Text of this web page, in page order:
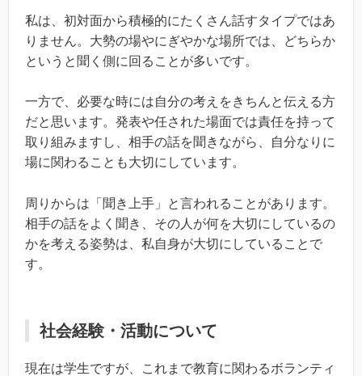
私は、初対面から積極的にたくさん話すタイプではあ
りません。大勢の場やにぎやかな場所では、どちらか
というと聞く側に回ることが多いです。
一方で、必要な時には自分の考えをきちんと伝える方
だと思います。発表や任された場面では責任を持って
取り組みますし、相手の話を聞きながら、自分なりに
場に関わることも大切にしています。
周りからは「聞き上手」と言われることがあります。
相手の話をよく聞き、その人が何を大切にしているの
かを考える姿勢は、私自身が大切にしていることで
す。
社会経験・活動について
現在は学生ですが、これまで教育に関わるボランティ